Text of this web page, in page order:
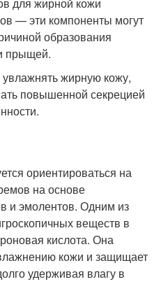
для жирной кожи
— эти компоненты могут
образования
прыщей.
жирную кожу,
повышенной секрецией
ориентироваться на
на основе
и эмолентов. Одним из
веществ в
кислота. Она
кожи и защищает
удерживая влагу в